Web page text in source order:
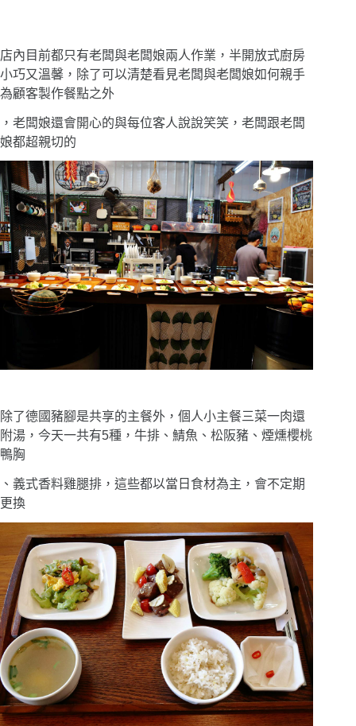
店內目前都只有老闆與老闆娘兩人作業，半開放式廚房
小巧又溫馨，除了可以清楚看見老闆與老闆娘如何親手
為顧客製作餐點之外
，老闆娘還會開心的與每位客人說說笑笑，老闆跟老闆
娘都超親切的
除了德國豬腳是共享的主餐外，個人小主餐三菜一肉還
附湯，今天一共有5種，牛排、鯖魚、松阪豬、煙燻櫻桃
鴨胸
、義式香料雞腿排，這些都以當日食材為主，會不定期
更換